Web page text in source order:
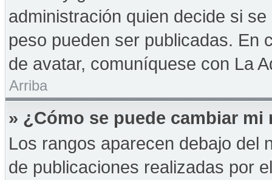
administración quien decide si
peso pueden ser publicadas. En
de avatar, comuníquese con La
Arriba
» ¿Cómo se puede cambiar mi
Los rangos aparecen debajo del
de publicaciones realizadas por